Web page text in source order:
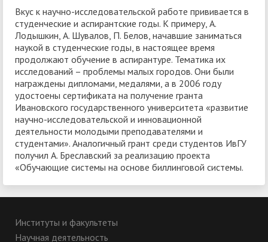
Вкус к научно-исследовательской работе прививается в
студенческие и аспирантские годы. К примеру, А.
Лодышкин, А. Шувалов, П. Белов, начавшие заниматься
наукой в студенческие годы, в настоящее время
продолжают обучение в аспирантуре. Тематика их
исследований – проблемы малых городов. Они были
награждены дипломами, медалями, а в 2006 году
удостоены сертификата на получение гранта
Ивановского государственного университета «развитие
научно-исследовательской и инновационной
деятельности молодыми преподавателями и
студентами». Аналогичный грант среди студентов ИвГУ
получил А. Бреславский за реализацию проекта
«Обучающие системы на основе биллинговой системы.
Институты и факультеты
Научная деятельность